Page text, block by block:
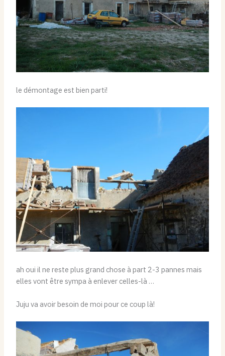
le démontage est bien parti!
ah oui il ne reste plus grand chose à part 2-3 pannes mais
elles vont être sympa à enlever celles-là …
Juju va avoir besoin de moi pour ce coup là!